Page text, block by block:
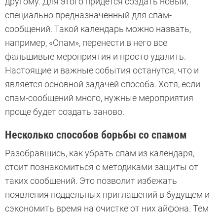
специально предназначенный для спам-
сообщений. Такой календарь можно назвать,
например, «Спам», перенести в него все
фальшивые мероприятия и просто удалить.
Настоящие и важные события останутся, что и
является основной задачей способа. Хотя, если
спам-сообщений много, нужные мероприятия
проще будет создать заново.
Несколько способов борьбы со спамом
Разобравшись, как убрать спам из календаря,
стоит познакомиться с методиками защиты от
таких сообщений. Это позволит избежать
появления поддельных приглашений в будущем и
сэкономить время на очистке от них айфона. Тем